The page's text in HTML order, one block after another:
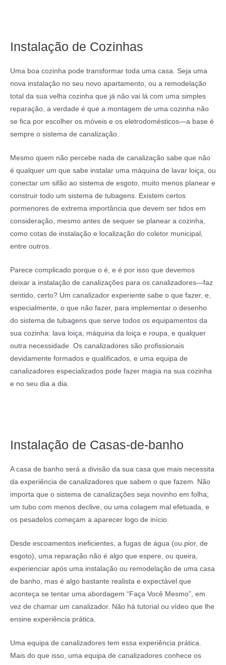
Instalação de Cozinhas
Uma boa cozinha pode transformar toda uma casa. Seja uma
nova instalação no seu novo apartamento, ou a remodelação
total da sua velha cozinha que já não vai lá com uma simples
reparação, a verdade é que a montagem de uma cozinha não
se fica por escolher os móveis e os eletrodomésticos—a base é
sempre o sistema de canalização.
Mesmo quem não percebe nada de canalização sabe que não
é qualquer um que sabe instalar uma máquina de lavar loiça, ou
conectar um sifão ao sistema de esgoto, muito menos planear e
construir todo um sistema de tubagens. Existem certos
pormenores de extrema importância que devem ser tidos em
consideração, mesmo antes de sequer se planear a cozinha,
como cotas de instalação e localização do coletor municipal,
entre outros.
Parece complicado porque o é, e é por isso que devemos
deixar a instalação de canalizações para os canalizadores—faz
sentido, certo? Um canalizador experiente sabe o que fazer, e,
especialmente, o que não fazer, para implementar o desenho
do sistema de tubagens que serve todos os equipamentos da
sua cozinha: lava loiça, máquina da loiça e roupa, e qualquer
outra necessidade. Os canalizadores são profissionais
devidamente formados e qualificados, e uma equipa de
canalizadores especializados pode fazer magia na sua cozinha
e no seu dia a dia.
Instalação de Casas-de-banho
A casa de banho será a divisão da sua casa que mais necessita
da experiência de canalizadores que sabem o que fazem. Não
importa que o sistema de canalizações seja novinho em folha;
um tubo com menos declive, ou uma colagem mal efetuada, e
os pesadelos começam a aparecer logo de início.
Desde escoamentos ineficientes, a fugas de água (ou pior, de
esgoto), uma reparação não é algo que espere, ou queira,
experienciar após uma instalação ou remodelação de uma casa
de banho, mas é algo bastante realista e expectável que
aconteça se tentar uma abordagem “Faça Você Mesmo”, em
vez de chamar um canalizador. Não há tutorial ou vídeo que lhe
ensine experiência prática.
Uma equipa de canalizadores tem essa experiência prática.
Mais do que isso, uma equipa de canalizadores conhece os